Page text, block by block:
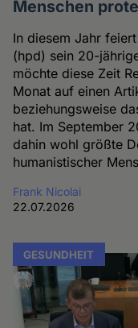
Menschen
In diesem Jahr
(hpd) sein 20-
möchte diese Zeit
Monat auf einen
beziehungsweise
hat. Im September
dahin wohl größte
humanistischer
Frank Nicolai
22.07.2026
GESUNDHEIT